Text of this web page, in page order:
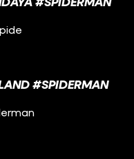
#SPIDERMAN